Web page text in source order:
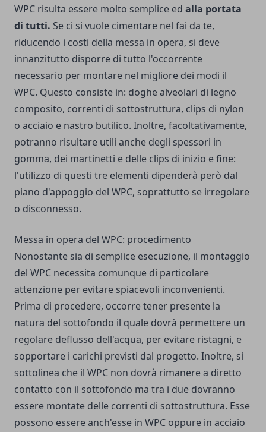
WPC risulta essere molto semplice ed alla portata
di tutti. Se ci si vuole cimentare nel fai da te,
riducendo i costi della messa in opera, si deve
innanzitutto disporre di tutto l'occorrente
necessario per montare nel migliore dei modi il
WPC. Questo consiste in: doghe alveolari di legno
composito, correnti di sottostruttura, clips di nylon
o acciaio e nastro butilico. Inoltre, facoltativamente,
potranno risultare utili anche degli spessori in
gomma, dei martinetti e delle clips di inizio e fine:
l'utilizzo di questi tre elementi dipenderà però dal
piano d'appoggio del WPC, soprattutto se irregolare
o disconnesso.
Messa in opera del WPC: procedimento
Nonostante sia di semplice esecuzione, il montaggio
del WPC necessita comunque di particolare
attenzione per evitare spiacevoli inconvenienti.
Prima di procedere, occorre tener presente la
natura del sottofondo il quale dovrà permettere un
regolare deflusso dell'acqua, per evitare ristagni, e
sopportare i carichi previsti dal progetto. Inoltre, si
sottolinea che il WPC non dovrà rimanere a diretto
contatto con il sottofondo ma tra i due dovranno
essere montate delle correnti di sottostruttura. Esse
possono essere anch'esse in WPC oppure in acciaio